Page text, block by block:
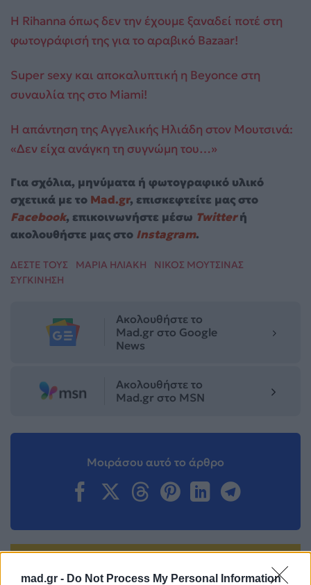
mad.gr - Do Not Process My Personal Information
H Rihanna όπως δεν την έχουμε ξαναδεί ποτέ στη
φωτογράφισή της για το αραβικό Bazaar!
Super sexy και αποκαλυπτική η Beyonce στη
συναυλία της στο Miami!
H απάντηση της Αγγελικής Ηλιάδη στον Μουτσινά:
«Δεν είχα ανάγκη τη συγνώμη του…»
Για σχόλια, μηνύματα ή φωτογραφικό υλικό
σχετικά με το Mad.gr, επισκεφτείτε μας στο
Facebook, επικοινωνήστε μέσω Twitterή
ακολουθήστε μας στο Instagram.
ΔΕΣΤΕ ΤΟΥΣ ΜΑΡΙΑ ΗΛΙΑΚΗ
ΝΙΚΟΣ ΜΟΥΤΣΙΝΑΣ
ΣΥΓΚΙΝΗΣΗ
Ακολουθήστε το
Mad.gr στο Google
News
Ακολουθήστε το
Mad.gr στο MSN
Μοιράσου αυτό το άρθρο
Επόμενο